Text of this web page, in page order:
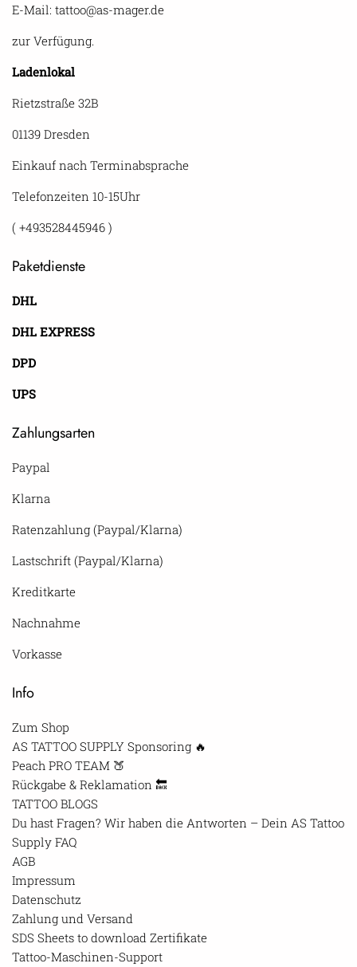
E-Mail: tattoo@as-mager.de
zur Verfügung.
Ladenlokal
Rietzstraße 32B
01139 Dresden
Einkauf nach Terminabsprache
Telefonzeiten 10-15Uhr
( +493528445946 )
Paketdienste
DHL
DHL EXPRESS
DPD
UPS
Zahlungsarten
Paypal
Klarna
Ratenzahlung (Paypal/Klarna)
Lastschrift (Paypal/Klarna)
Kreditkarte
Nachnahme
Vorkasse
Info
Zum Shop
AS TATTOO SUPPLY Sponsoring 🔥
Peach PRO TEAM 🍑
Rückgabe & Reklamation 🔙
TATTOO BLOGS
Du hast Fragen? Wir haben die Antworten – Dein AS Tattoo
Supply FAQ
AGB
Impressum
Datenschutz
Zahlung und Versand
SDS Sheets to download Zertifikate
Tattoo-Maschinen-Support